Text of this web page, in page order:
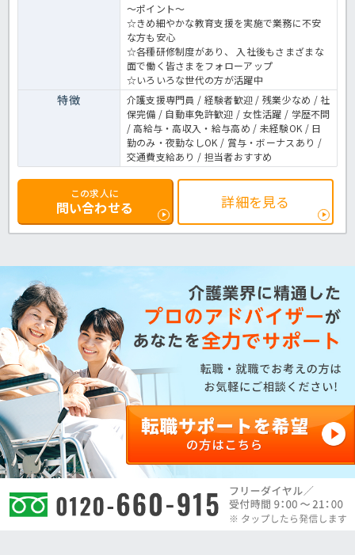
～ポイント～
☆きめ細やかな教育支援を実施で業務に不安
な方も安心
☆各種研修制度があり、 入社後もさまざまな
面で働く皆さまをフォローアップ
☆いろいろな世代の方が活躍中
特徴
介護支援専門員 / 経験者歓迎 / 残業少なめ / 社
保完備 / 自動車免許歓迎 / 女性活躍 / 学歴不問
/ 高給与・高収入・給与高め / 未経験OK / 日
勤のみ・夜勤なしOK / 賞与・ボーナスあり /
交通費支給あり / 担当者おすすめ
この求人に
問い合わせる 詳細を見る